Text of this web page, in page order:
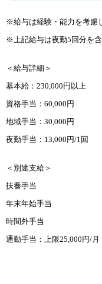
※給与は経験・能力を考慮
※上記給与は夜勤5回分を
＜給与詳細＞
基本給：230,000円以上
資格手当：60,000円
地域手当：30,000円
夜勤手当：13,000円/1回
＜別途支給＞
扶養手当
年末年始手当
時間外手当
通勤手当：上限25,000円/月